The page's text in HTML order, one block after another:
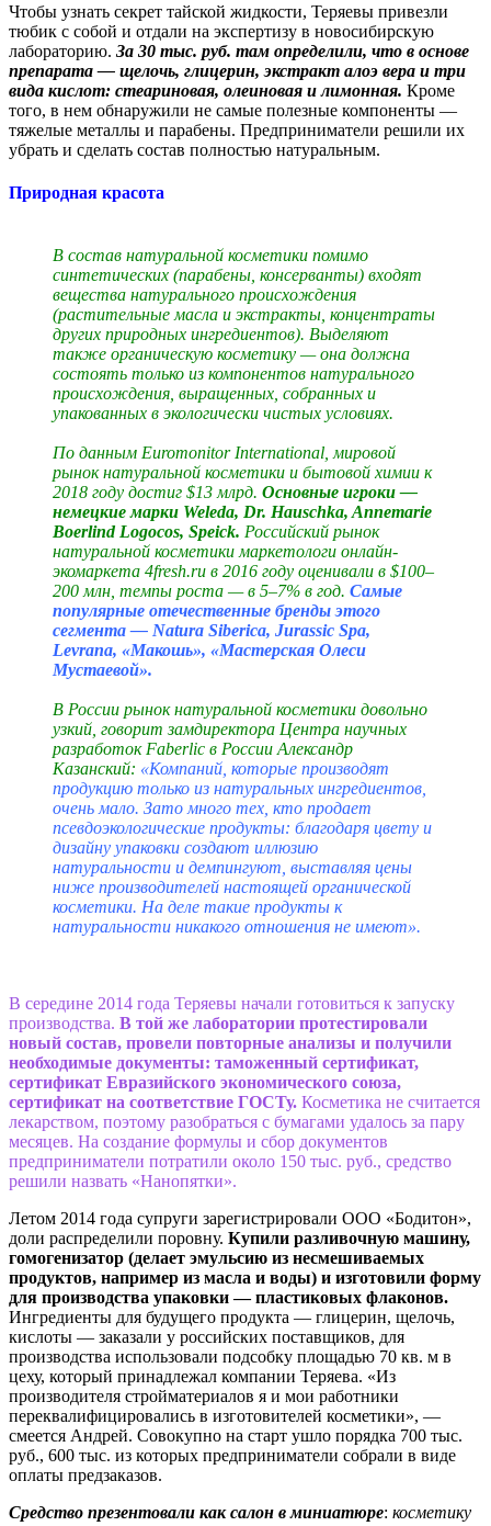
Чтобы узнать секрет тайской жидкости, Теряевы привезли
тюбик с собой и отдали на экспертизу в новосибирскую
лабораторию. За 30 тыс. руб. там определили, что в основе
препарата — щелочь, глицерин, экстракт алоэ вера и три
вида кислот: стеариновая, олеиновая и лимонная. Кроме
того, в нем обнаружили не самые полезные компоненты —
тяжелые металлы и парабены. Предприниматели решили их
убрать и сделать состав полностью натуральным.
Природная красота
В состав натуральной косметики помимо
синтетических (парабены, консерванты) входят
вещества натурального происхождения
(растительные масла и экстракты, концентраты
других природных ингредиентов). Выделяют
также органическую косметику — она должна
состоять только из компонентов натурального
происхождения, выращенных, собранных и
упакованных в экологически чистых условиях.
По данным Euromonitor International, мировой
рынок натуральной косметики и бытовой химии к
2018 году достиг $13 млрд. Основные игроки —
немецкие марки Weleda, Dr. Hauschka, Annemarie
Boerlind Logocos, Speick. Российский рынок
натуральной косметики маркетологи онлайн-
экомаркета 4fresh.ru в 2016 году оценивали в $100–
200 млн, темпы роста — в 5–7% в год. Самые
популярные отечественные бренды этого
сегмента — Natura Siberica, Jurassic Spa,
Levrana, «Макошь», «Мастерская Олеси
Мустаевой».
В России рынок натуральной косметики довольно
узкий, говорит замдиректора Центра научных
разработок Faberlic в России Александр
Казанский: «Компаний, которые производят
продукцию только из натуральных ингредиентов,
очень мало. Зато много тех, кто продает
псевдоэкологические продукты: благодаря цвету и
дизайну упаковки создают иллюзию
натуральности и демпингуют, выставляя цены
ниже производителей настоящей органической
косметики. На деле такие продукты к
натуральности никакого отношения не имеют».
В середине 2014 года Теряевы начали готовиться к запуску
производства. В той же лаборатории протестировали
новый состав, провели повторные анализы и получили
необходимые документы: таможенный сертификат,
сертификат Евразийского экономического союза,
сертификат на соответствие ГОСТу. Косметика не считается
лекарством, поэтому разобраться с бумагами удалось за пару
месяцев. На создание формулы и сбор документов
предприниматели потратили около 150 тыс. руб., средство
решили назвать «Нанопятки».
Летом 2014 года супруги зарегистрировали ООО «Бодитон»,
доли распределили поровну. Купили разливочную машину,
гомогенизатор (делает эмульсию из несмешиваемых
продуктов, например из масла и воды) и изготовили форму
для производства упаковки — пластиковых флаконов.
Ингредиенты для будущего продукта — глицерин, щелочь,
кислоты — заказали у российских поставщиков, для
производства использовали подсобку площадью 70 кв. м в
цеху, который принадлежал компании Теряева. «Из
производителя стройматериалов я и мои работники
переквалифицировались в изготовителей косметики», —
смеется Андрей. Совокупно на старт ушло порядка 700 тыс.
руб., 600 тыс. из которых предприниматели собрали в виде
оплаты предзаказов.
Средство презентовали как салон в миниатюре: косметику